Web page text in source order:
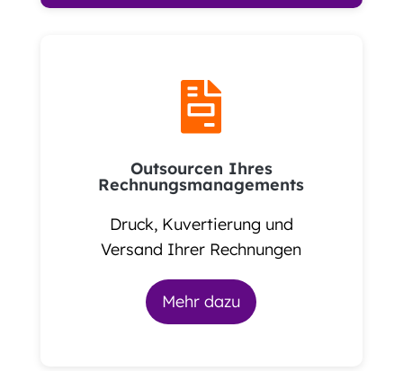

Outsourcen Ihres
Rechnungsmanagements
Druck, Kuvertierung und
Versand Ihrer Rechnungen
Mehr dazu